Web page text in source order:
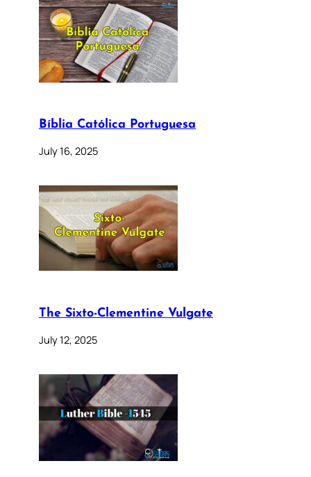
Bíblia Católica Portuguesa
July 16, 2025
The Sixto-Clementine Vulgate
July 12, 2025